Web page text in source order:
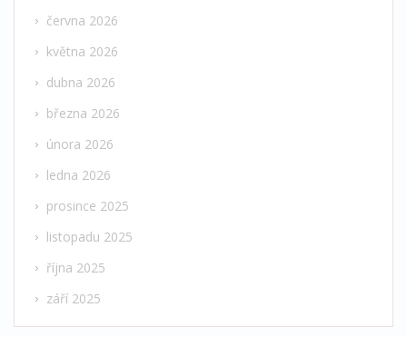
června 2026
května 2026
dubna 2026
března 2026
února 2026
ledna 2026
prosince 2025
listopadu 2025
října 2025
září 2025